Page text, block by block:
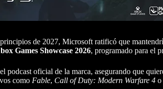
de 2027, Microsoft ratificó que
Games Showcase 2026, programado para el
oficial de la marca, asegurando que
como Fable, Call of Duty: Modern Warfare 4 o